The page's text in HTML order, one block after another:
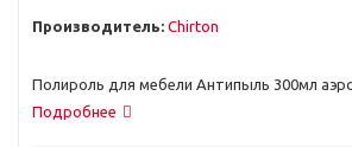
Производитель: Chirton
Полироль для мебели Антипыль 300мл
Подробнее